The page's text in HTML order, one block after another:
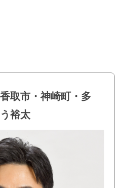
取市・神崎町・多
裕太